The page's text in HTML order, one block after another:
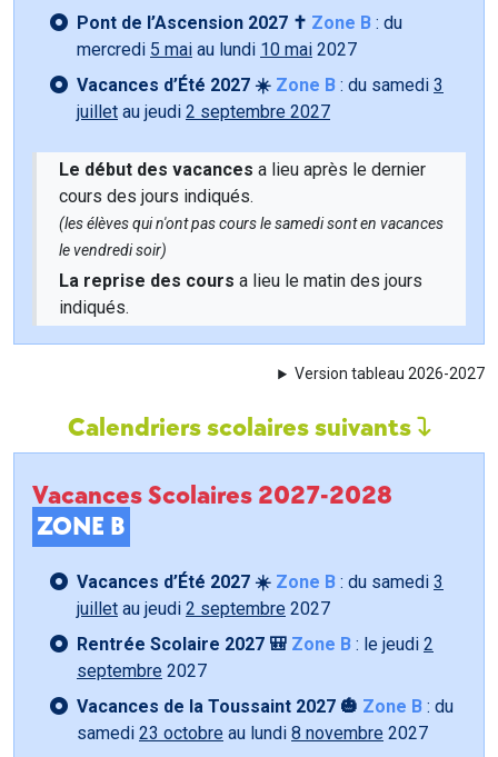
Pont de l’Ascension 2027 ✝️ Zone B : du
mercredi 5 mai au lundi 10 mai 2027
Vacances d’Été 2027 ☀️ Zone B : du samedi 3
juillet au jeudi 2 septembre 2027
Le début des vacances a lieu après le dernier
cours des jours indiqués.
(les élèves qui n'ont pas cours le samedi sont en vacances
le vendredi soir)
La reprise des cours a lieu le matin des jours
indiqués.
Version tableau 2026-2027
Calendriers scolaires suivants
Vacances Scolaires 2027-2028
ZONE B
Vacances d’Été 2027 ☀️ Zone B : du samedi 3
juillet au jeudi 2 septembre 2027
Rentrée Scolaire 2027 🎒 Zone B : le jeudi 2
septembre 2027
Vacances de la Toussaint 2027 🎃 Zone B : du
samedi 23 octobre au lundi 8 novembre 2027